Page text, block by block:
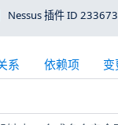
Nessus 插件 ID 233673
系 依赖项